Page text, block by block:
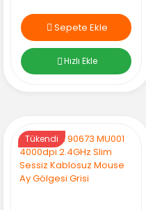
Sepete Ekle
Hızlı Ekle
Tükendi